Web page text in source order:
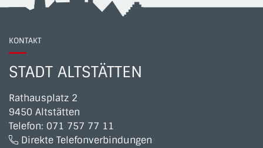
KONTAKT
STADT ALTSTÄTTEN
Rathausplatz 2
9450 Altstätten
Telefon: 071 757 77 11
Direkte Telefonverbindungen